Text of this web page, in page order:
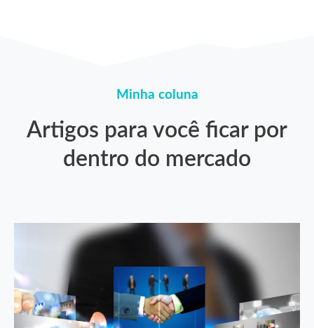
Minha coluna
Artigos para você ficar por
dentro do mercado